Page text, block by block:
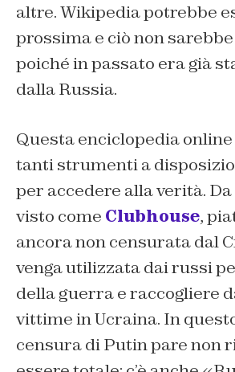
altre. Wikipedia potrebbe
prossima e ciò non
poiché in passato era già
dalla Russia.
Questa enciclopedia online
tanti strumenti a
per accedere alla verità.
visto come Clubhouse,
ancora non censurata dal
venga utilizzata dai russi
della guerra e raccogliere
vittime in Ucraina. In
censura di Putin pare non